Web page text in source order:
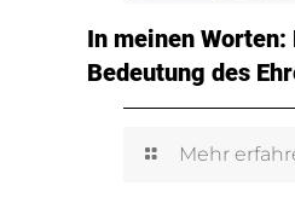
In meinen
Bedeutung des
Mehr